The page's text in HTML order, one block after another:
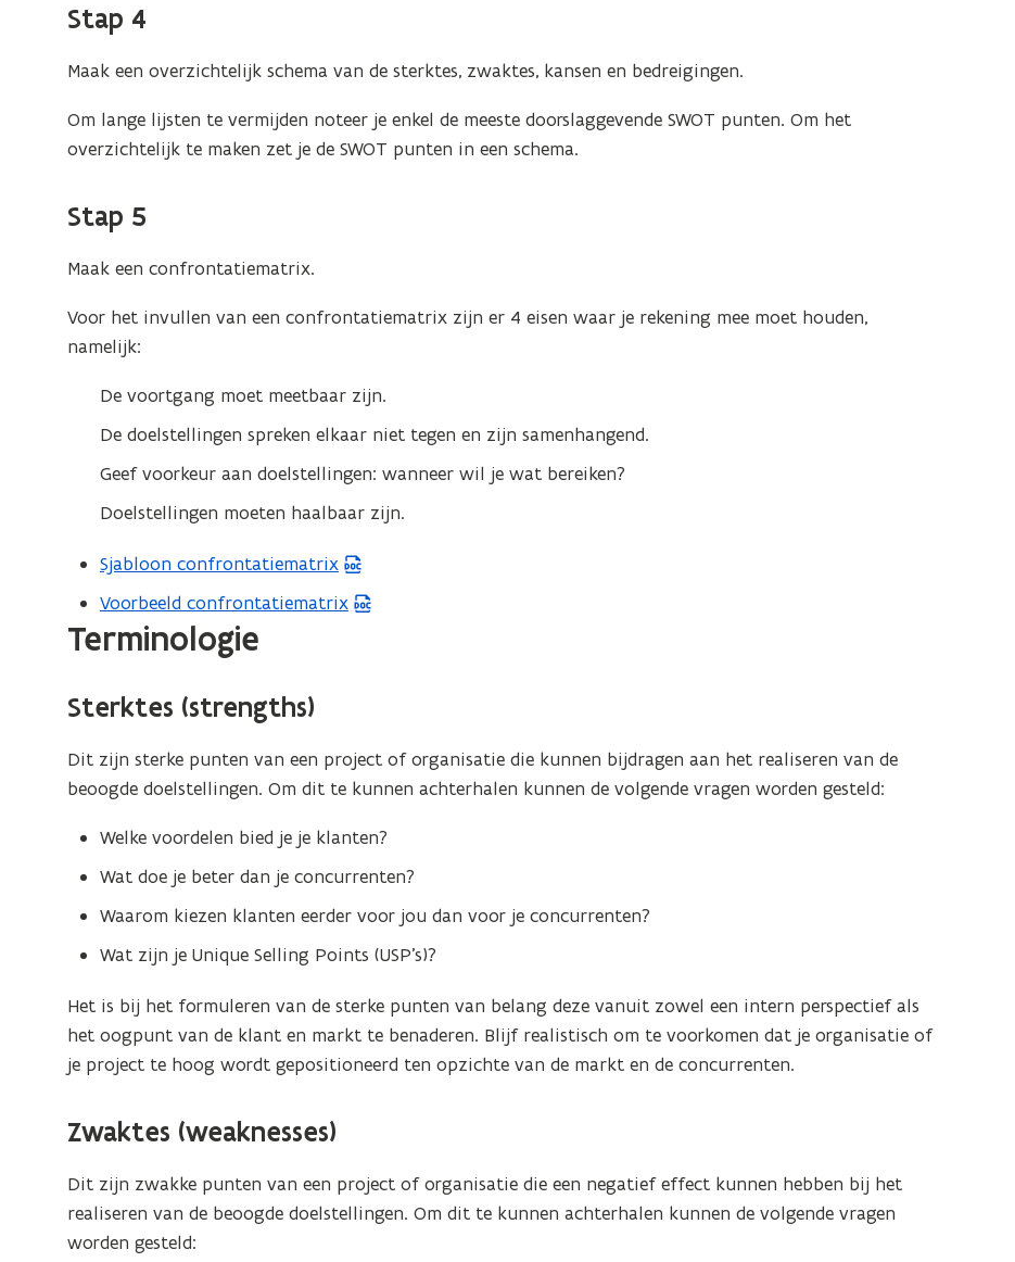
Stap 4
Maak een overzichtelijk schema van de sterktes, zwaktes, kansen en bedreigingen.
Om lange lijsten te vermijden noteer je enkel de meeste doorslaggevende SWOT punten. Om het
overzichtelijk te maken zet je de SWOT punten in een schema.
Stap 5
Maak een confrontatiematrix.
Voor het invullen van een confrontatiematrix zijn er 4 eisen waar je rekening mee moet houden,
namelijk:
De voortgang moet meetbaar zijn.
De doelstellingen spreken elkaar niet tegen en zijn samenhangend.
Geef voorkeur aan doelstellingen: wanneer wil je wat bereiken?
Doelstellingen moeten haalbaar zijn.
Sjabloon confrontatiematrix
(
W
r
b
s
t
a
d
o
p
n
t
i
n
e
u
w
Voorbeeld confrontatiematrix
(
W
d
b
e
t
a
d
o
e
n
t
n
i
e
u
Terminologie
Sterktes (strengths)
Dit zijn sterke punten van een project of organisatie die kunnen bijdragen aan het realiseren van de
beoogde doelstellingen. Om dit te kunnen achterhalen kunnen de volgende vragen worden gesteld:
Welke voordelen bied je je klanten?
Wat doe je beter dan je concurrenten?
Waarom kiezen klanten eerder voor jou dan voor je concurrenten?
Wat zijn je Unique Selling Points (USP’s)?
Het is bij het formuleren van de sterke punten van belang deze vanuit zowel een intern perspectief als
het oogpunt van de klant en markt te benaderen. Blijf realistisch om te voorkomen dat je organisatie of
je project te hoog wordt gepositioneerd ten opzichte van de markt en de concurrenten.
Zwaktes (weaknesses)
Dit zijn zwakke punten van een project of organisatie die een negatief effect kunnen hebben bij het
realiseren van de beoogde doelstellingen. Om dit te kunnen achterhalen kunnen de volgende vragen
worden gesteld: